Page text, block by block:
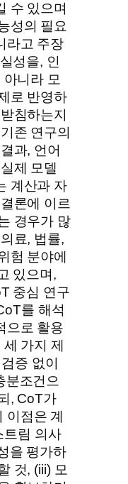
수 있으며
성의 필요
라고 주장
성을, 인
아니라 모
로 반영하
침하는지
존 연구의
과, 언어
제 모델
계산과 자
론에 이르
경우가 많
료, 법률,
험 분야에
있으며,
중심 연구
를 해석
으로 활용
가지 제
증 없이
분조건으
, CoT가
이점은 계
트림 의사
을 평가하
것, (iii) 모